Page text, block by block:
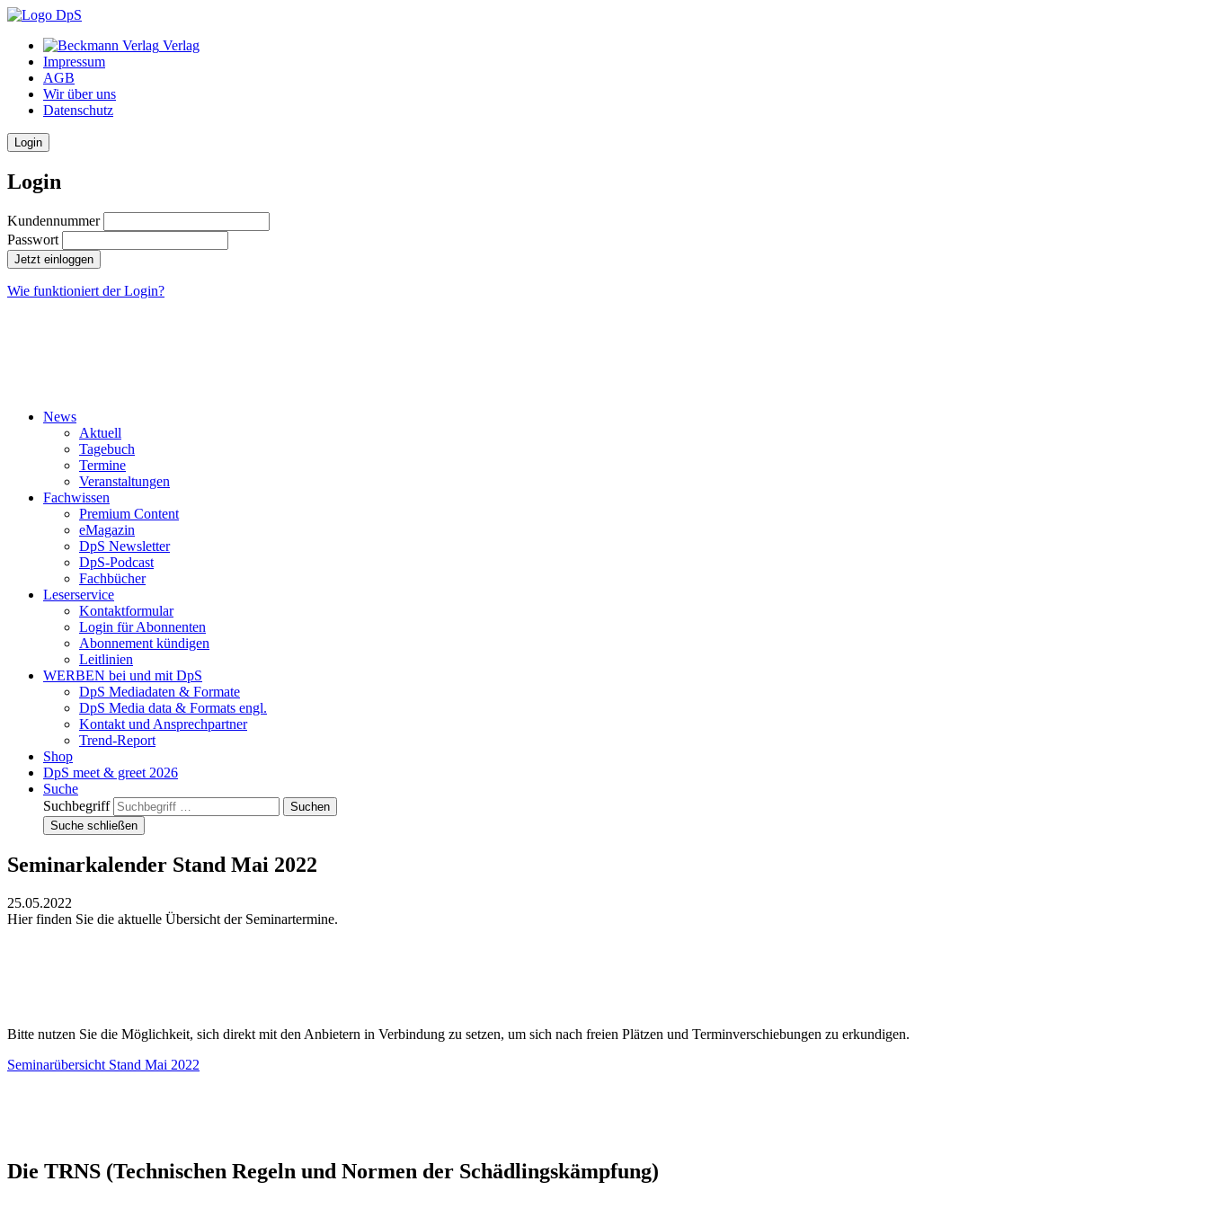
Verlag
Impressum
AGB
Wir über uns
Datenschutz
Login
Login
Kundennummer
Passwort
Jetzt einloggen
Wie funktioniert der Login?
News
Aktuell
Tagebuch
Termine
Veranstaltungen
Fachwissen
Premium Content
eMagazin
DpS Newsletter
DpS-Podcast
Fachbücher
Leserservice
Kontaktformular
Login für Abonnenten
Abonnement kündigen
Leitlinien
WERBEN bei und mit DpS
DpS Mediadaten & Formate
DpS Media data & Formats engl.
Kontakt und Ansprechpartner
Trend-Report
Shop
DpS meet & greet 2026
Suche
Suchbegriff
Suche schließen
Seminarkalender Stand Mai 2022
25.05.2022
Hier finden Sie die aktuelle Übersicht der Seminartermine.
Bitte nutzen Sie die Möglichkeit, sich direkt mit den Anbietern in Verbindung zu setzen, um sich nach freien Plätzen und Terminverschiebungen zu erkundigen.
Seminarübersicht Stand Mai 2022
Die TRNS (Technischen Regeln und Normen der Schädlingskämpfung)